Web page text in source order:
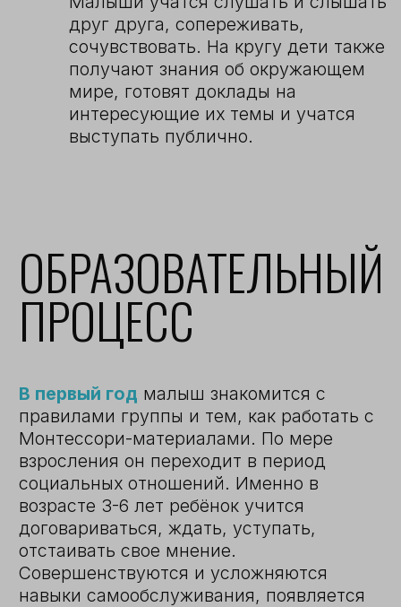
СРЕДА
МОНТЕССОРИ-САДА
ЗОНА ПРАКТИЧЕСКОЙ ЖИЗНИ
Помогает овладеть бытовыми
навыками и способствует развитию
самостоятельность и независимости
ребёнка.
Детки обслуживают себя сами и
ухаживают за окружающим
пространством: накрывают на стол,
моют посуду, готовят простые блюда,
подметают пол, пришивают пуговицы,
ухаживают за животными (черепахой
по имени Пуля) и окружающей средой.